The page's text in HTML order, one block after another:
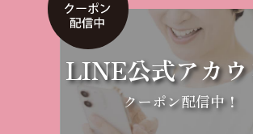
LINE公式アカウ
クーポン配信中！